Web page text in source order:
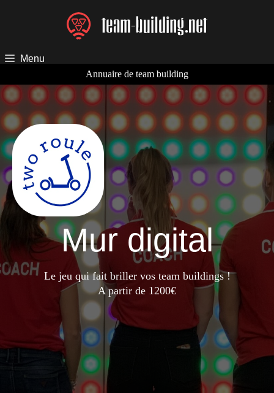
Menu
Annuaire de team building
Mur digital
Le jeu qui fait briller vos team buildings !
A partir de 1200€